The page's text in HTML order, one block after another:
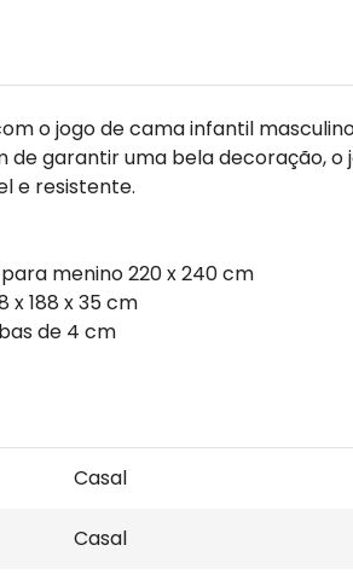
o jogo de cama infantil
de garantir uma bela decoração,
e resistente.
menino 220 x 240 cm
x 188 x 35 cm
de 4 cm
Casal
Casal